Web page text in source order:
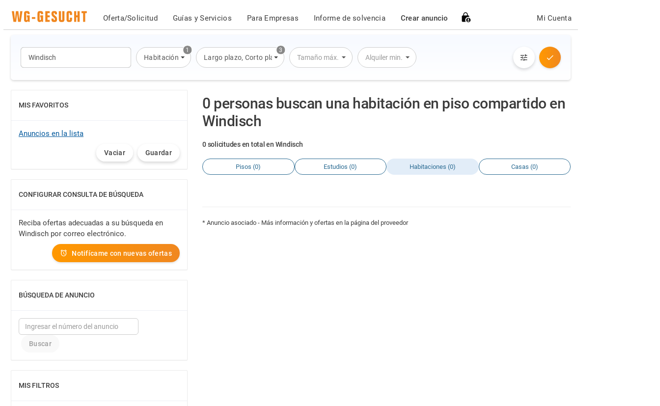
Oferta/Solicitud Guías y Servicios Para Empresas Informe de solvencia Crear anuncio Mi Cuenta
1
Habitación
3
Largo plazo, Corto plazo , Alquiler por día
Tamaño máx. Alquiler min.
0 personas buscan una habitación en piso compartido en
Windisch
0 solicitudes en total en Windisch
Pisos (0) Estudios (0) Habitaciones (0) Casas (0)
* Anuncio asociado - Más información y ofertas en la página del proveedor
MIS FAVORITOS
MOSTRAR
Anuncios en la lista
Vaciar Guardar
CONFIGURAR CONSULTA DE BÚSQUEDA
MOSTRAR
Reciba ofertas adecuadas a su búsqueda en
Windisch por correo electrónico.
Notifícame con nuevas ofertas
BÚSQUEDA DE ANUNCIO
MOSTRAR
MIS FILTROS
MOSTRAR